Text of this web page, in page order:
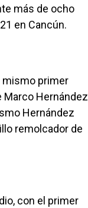
más de ocho
en Cancún.
mismo primer
Marco Hernández
Hernández
remolcador de
con el primer